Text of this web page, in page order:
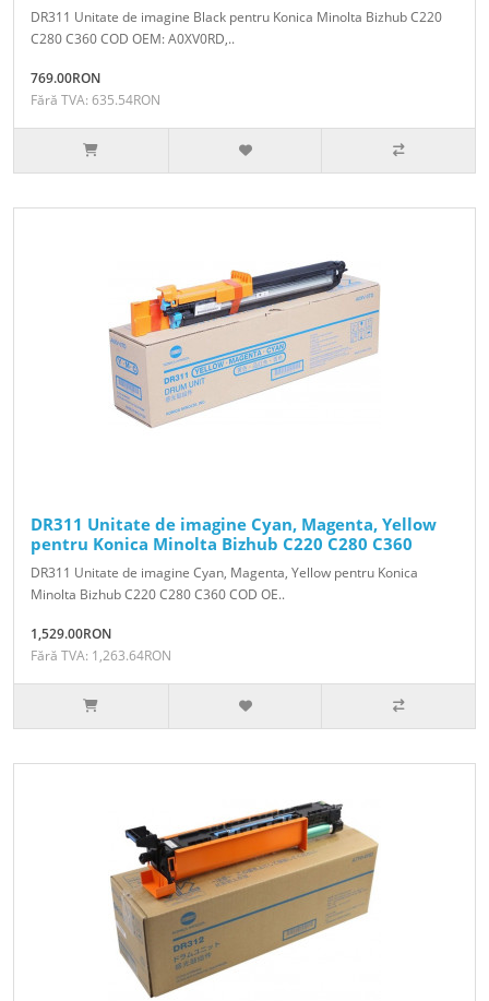
DR311 Unitate de imagine Black pentru Konica Minolta Bizhub C220
C280 C360 COD OEM: A0XV0RD,..
769.00RON
Fără TVA: 635.54RON
DR311 Unitate de imagine Cyan, Magenta, Yellow
pentru Konica Minolta Bizhub C220 C280 C360
DR311 Unitate de imagine Cyan, Magenta, Yellow pentru Konica
Minolta Bizhub C220 C280 C360 COD OE..
1,529.00RON
Fără TVA: 1,263.64RON